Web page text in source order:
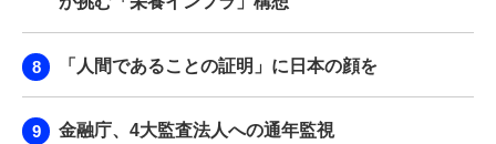
「人間であることの証明」に日本の顔を
金融庁、4大監査法人への通年監視